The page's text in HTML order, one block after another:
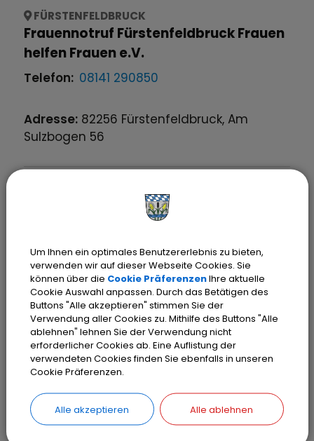
FÜRSTENFELDBRUCK
Frauennotruf Fürstenfeldbruck Frauen
helfen Frauen e.V.
Telefon: 08141 290850
Adresse: 82256 Fürstenfeldbruck, Am
Sulzbogen 56
Freundeskreis Seniorenwohnen
E-Mail: cr5457@t-online.de
Website:
www.seniorenwohnen.brk.de/locations-
3/olching/olching-aktuelles-
veranstaltungen.html
Adresse:82140Olching
Um Ihnen ein optimales Benutzererlebnis zu bieten,
verwenden wir auf dieser Webseite Cookies. Sie
können über die Cookie PräferenzenIhre aktuelle
Cookie Auswahl anpassen. Durch das Betätigen des
Buttons "Alle akzeptieren" stimmen Sie der
Verwendung aller Cookies zu. Mithilfe des Buttons "Alle
ablehnen" lehnen Sie der Verwendung nicht
erforderlicher Cookies ab. Eine Auflistung der
verwendeten Cookies finden Sie ebenfalls in unseren
Cookie Präferenzen.
Alle akzeptieren Alle ablehnen